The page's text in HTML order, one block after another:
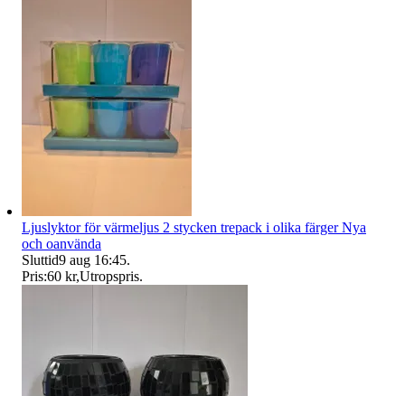
Ljuslyktor för värmeljus 2 stycken trepack i olika färger Nya
och oanvända
Sluttid9 aug 16:45.
Pris:60 kr,Utropspris.